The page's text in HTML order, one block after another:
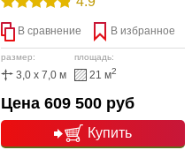
В сравнение В избранное
размер:
3,0 x 7,0 м
площадь:
21 м2
Купить
Цена 609 500 руб